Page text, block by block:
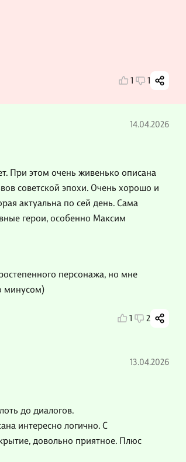
1 1
14.04.2026
При этом очень живенько описана
советской эпохи. Очень хорошо и
актуальна по сей день. Сама
герои, особенно Максим
персонажа, но мне
минусом)
1 2
13.04.2026
до диалогов.
интересно логично. С
довольно приятное. Плюс